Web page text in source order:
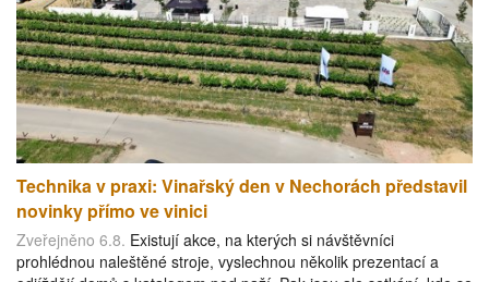
Technika v praxi: Vinařský den v Nechorách představil
novinky přímo ve vinici
Zveřejněno 6.8. Existují akce, na kterých si návštěvníci
prohlédnou naleštěné stroje, vyslechnou několik prezentací a